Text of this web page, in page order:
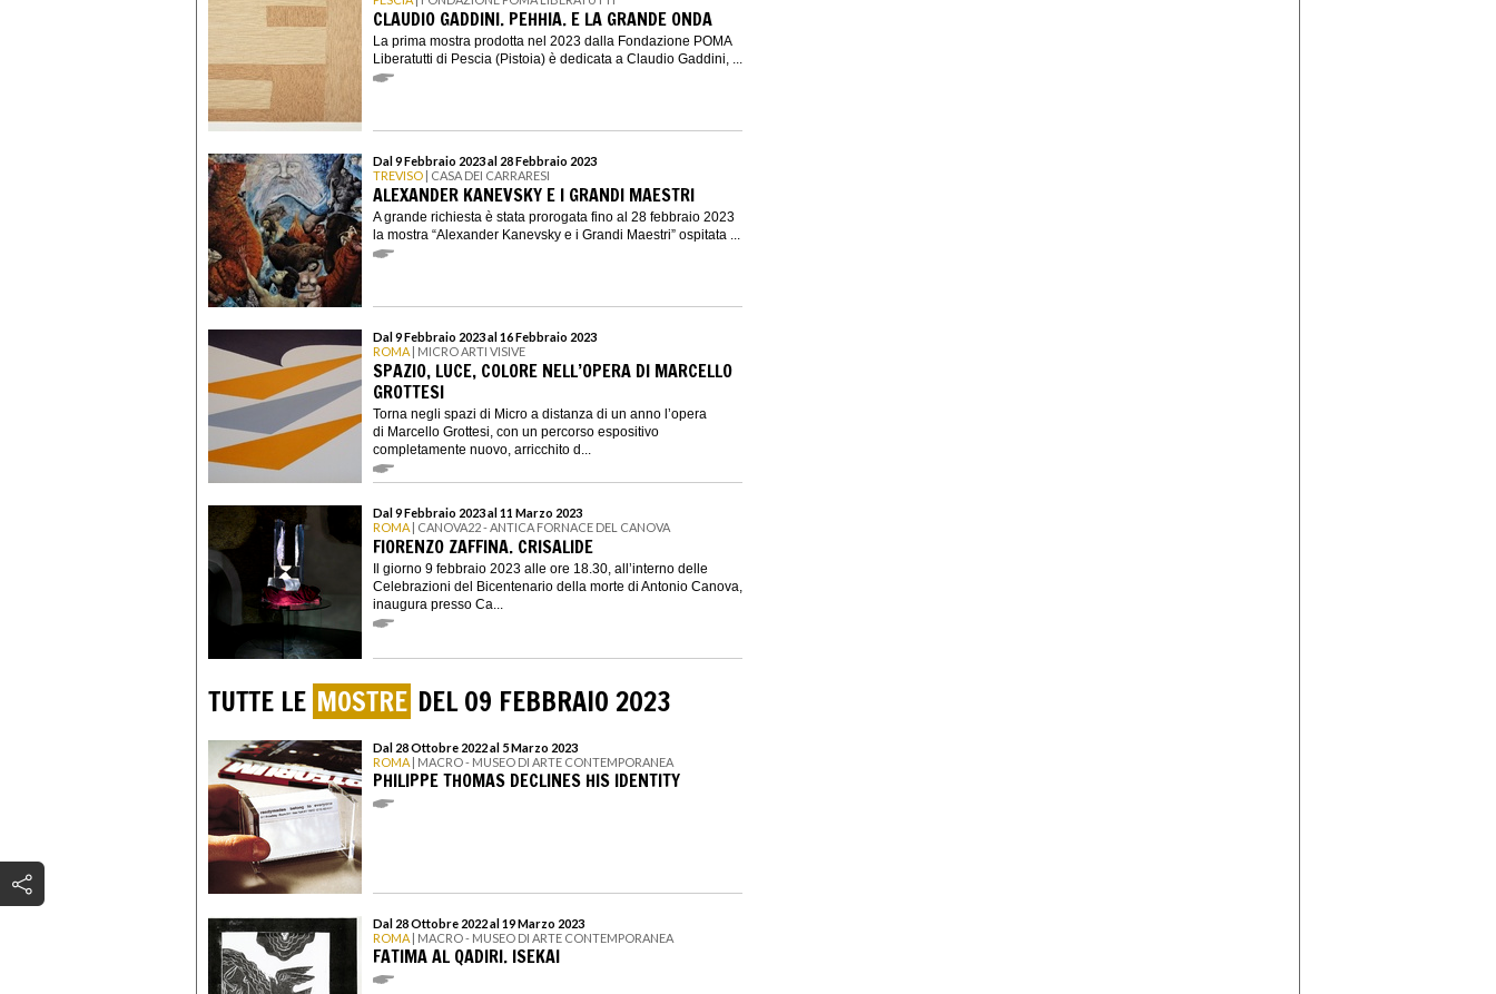
CLAUDIO GADDINI. PEHHIA. E LA GRANDE ONDA
La prima mostra prodotta nel 2023 dalla Fondazione POMA
Liberatutti di Pescia (Pistoia) è dedicata a Claudio Gaddini, ...
Dal 9 Febbraio 2023 al 28 Febbraio 2023
TREVISO | CASA DEI CARRARESI
ALEXANDER KANEVSKY E I GRANDI MAESTRI
A grande richiesta è stata prorogata fino al 28 febbraio 2023
la mostra “Alexander Kanevsky e i Grandi Maestri” ospitata ...
Dal 9 Febbraio 2023 al 16 Febbraio 2023
ROMA | MICRO ARTI VISIVE
SPAZIO, LUCE, COLORE NELL’OPERA DI MARCELLO
GROTTESI
Torna negli spazi di Micro a distanza di un anno l’opera
di Marcello Grottesi, con un percorso espositivo
completamente nuovo, arricchito d...
Dal 9 Febbraio 2023 al 11 Marzo 2023
ROMA | CANOVA22 - ANTICA FORNACE DEL CANOVA
FIORENZO ZAFFINA. CRISALIDE
Il giorno 9 febbraio 2023 alle ore 18.30, all’interno delle
Celebrazioni del Bicentenario della morte di Antonio Canova,
inaugura presso Ca...
TUTTE LE MOSTRE DEL 09 FEBBRAIO 2023
Dal 28 Ottobre 2022 al 5 Marzo 2023
ROMA | MACRO - MUSEO DI ARTE CONTEMPORANEA
PHILIPPE THOMAS DECLINES HIS IDENTITY
Dal 28 Ottobre 2022 al 19 Marzo 2023
ROMA | MACRO - MUSEO DI ARTE CONTEMPORANEA
FATIMA AL QADIRI. ISEKAI